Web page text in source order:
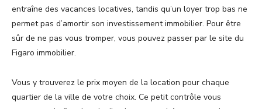
entraîne des vacances locatives, tandis qu’un loyer trop bas ne
permet pas d’amortir son investissement immobilier. Pour être
sûr de ne pas vous tromper, vous pouvez passer par le site du
Figaro immobilier.
Vous y trouverez le prix moyen de la location pour chaque
quartier de la ville de votre choix. Ce petit contrôle vous